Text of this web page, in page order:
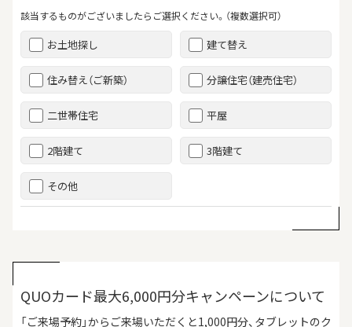
該当するものがございましたらご選択ください。（複数選択可）
お土地探し 建て替え
住み替え（ご新築） 分譲住宅（建売住宅）
二世帯住宅 平屋
2階建て 3階建て
その他
QUOカード最大6,000円分キャンペーンについて
「ご来場予約」からご来場いただくと1,000円分、タブレットのク